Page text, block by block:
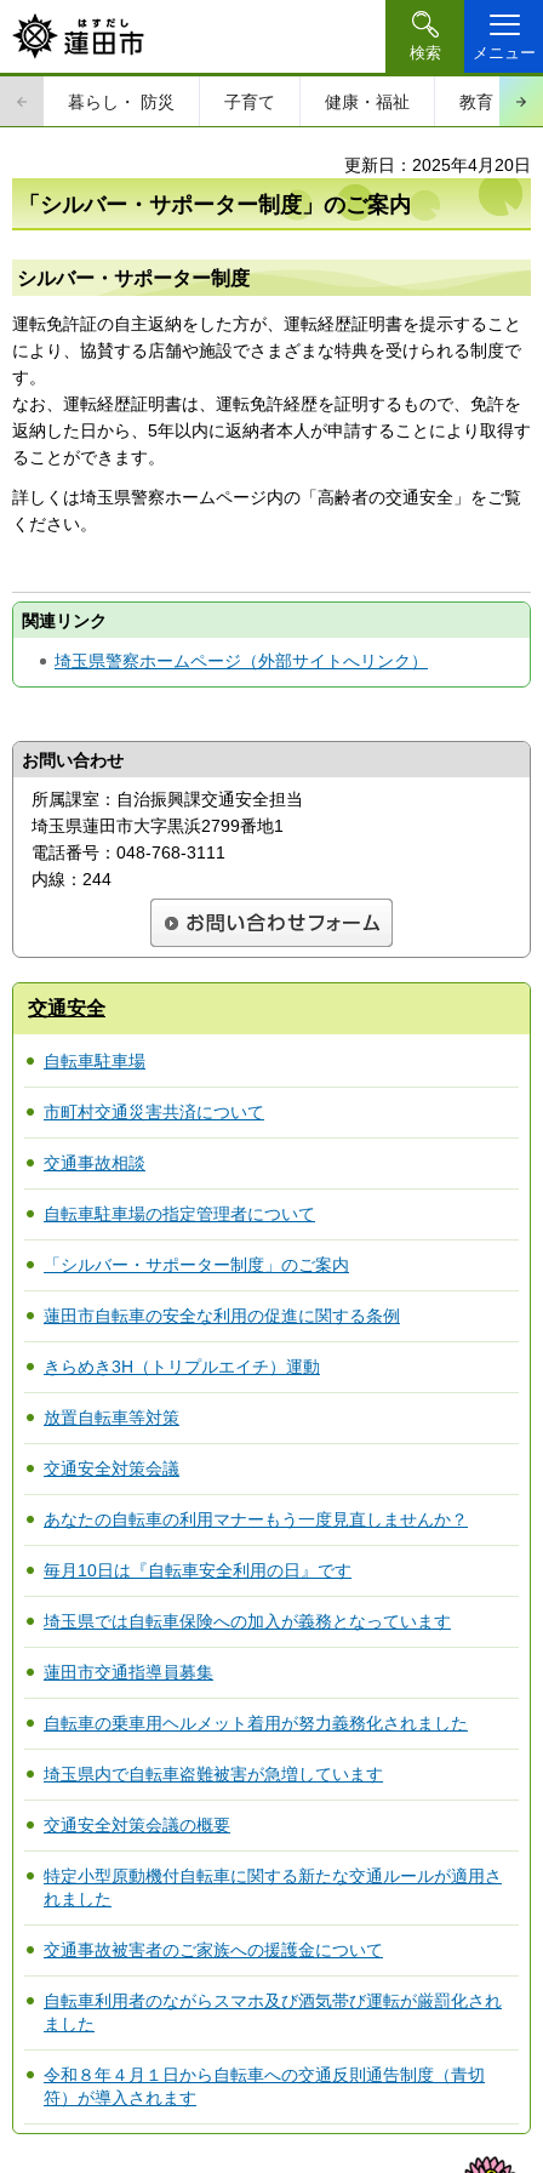
検索 メニュー
暮らし・ 防災 子育て 健康・福祉 教育・文
更新日：2025年4月20日
「シルバー・サポーター制度」のご案内
シルバー・サポーター制度
運転免許証の自主返納をした方が、運転経歴証明書を提示すること
により、協賛する店舗や施設でさまざまな特典を受けられる制度で
す。
なお、運転経歴証明書は、運転免許経歴を証明するもので、免許を
返納した日から、5年以内に返納者本人が申請することにより取得す
ることができます。
詳しくは埼玉県警察ホームページ内の「高齢者の交通安全」をご覧
ください。
関連リンク
埼玉県警察ホームページ（外部サイトへリンク）
お問い合わせ
所属課室：自治振興課交通安全担当
埼玉県蓮田市大字黒浜2799番地1
電話番号：048-768-3111
内線：244
交通安全
自転車駐車場
市町村交通災害共済について
交通事故相談
自転車駐車場の指定管理者について
「シルバー・サポーター制度」のご案内
蓮田市自転車の安全な利用の促進に関する条例
きらめき3H（トリプルエイチ）運動
放置自転車等対策
交通安全対策会議
あなたの自転車の利用マナーもう一度見直しませんか？
毎月10日は『自転車安全利用の日』です
埼玉県では自転車保険への加入が義務となっています
蓮田市交通指導員募集
自転車の乗車用ヘルメット着用が努力義務化されました
埼玉県内で自転車盗難被害が急増しています
交通安全対策会議の概要
特定小型原動機付自転車に関する新たな交通ルールが適用さ
れました
交通事故被害者のご家族への援護金について
自転車利用者のながらスマホ及び酒気帯び運転が厳罰化され
ました
令和８年４月１日から自転車への交通反則通告制度（青切
符）が導入されます